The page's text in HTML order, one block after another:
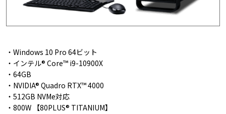
・Windows 10 Pro 64ビット
・インテル® Core™ i9-10900X
・64GB
・NVIDIA® Quadro RTX™ 4000
・512GB NVMe対応
・800W 【80PLUS® TITANIUM】